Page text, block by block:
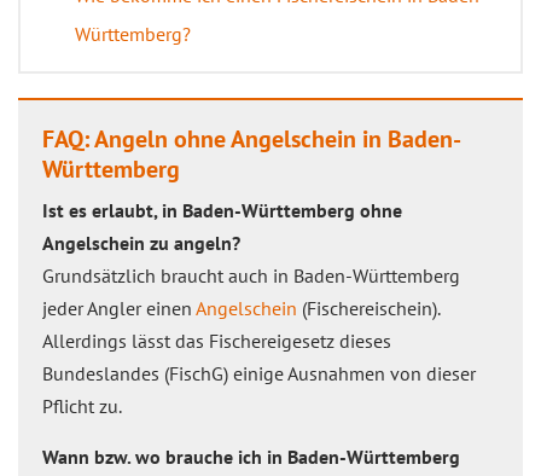
Württemberg?
FAQ: Angeln ohne Angelschein in Baden-
Württemberg
Ist es erlaubt, in Baden-Württemberg ohne
Angelschein zu angeln?
Grundsätzlich braucht auch in Baden-Württemberg
jeder Angler einen Angelschein (Fischereischein).
Allerdings lässt das Fischereigesetz dieses
Bundeslandes (FischG) einige Ausnahmen von dieser
Pflicht zu.
Wann bzw. wo brauche ich in Baden-Württemberg